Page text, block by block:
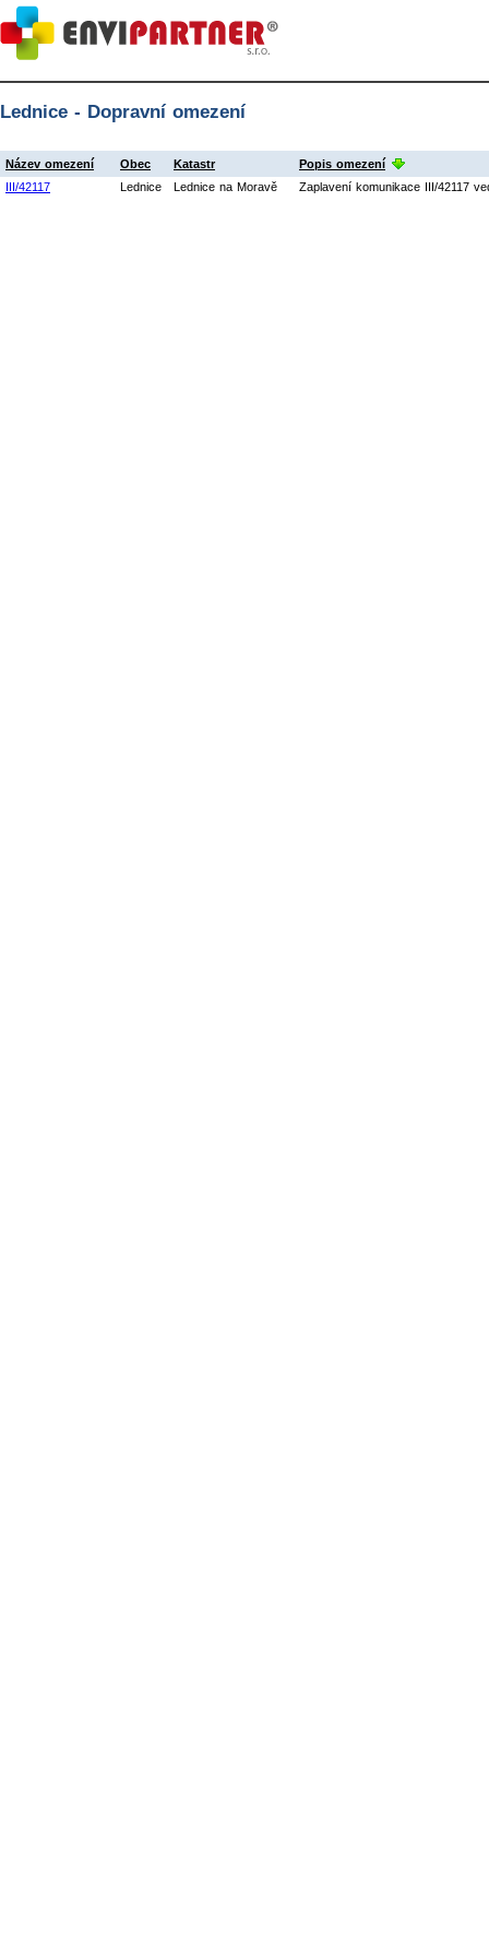
Lednice - Dopravní omezení
Název omezení Obec Katastr
Popis omezení
III/42117
Lednice Lednice na Moravě Zaplavení komunikace III/42117